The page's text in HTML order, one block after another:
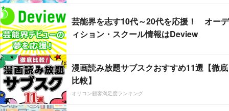
芸能界を志す10代～20代を応援！ オーデ
ィション・スクール情報はDeview
漫画読み放題サブスクおすすめ11選【徹底
比較】
オリコン顧客満足度ランキング